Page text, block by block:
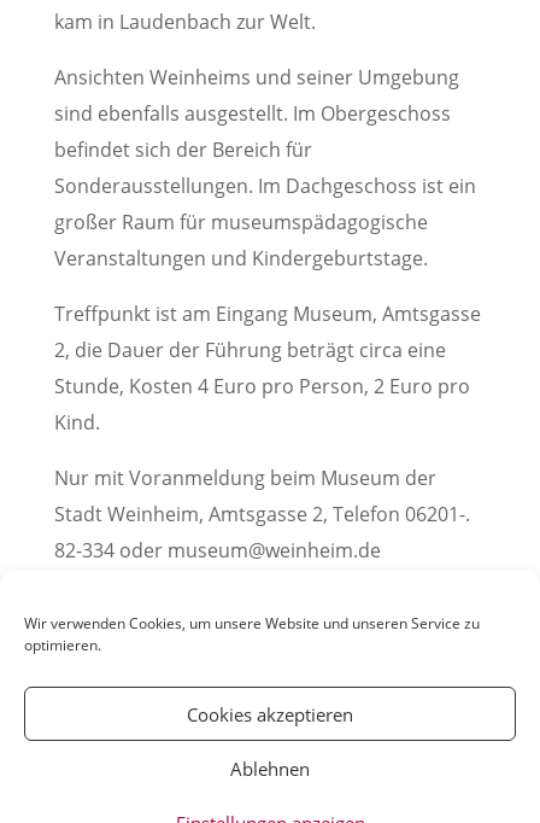
Wir verwenden Cookies, um unsere Website und unseren Service zu
optimieren.
Cookies akzeptieren
Ablehnen
kam in Laudenbach zur Welt.
Ansichten Weinheims und seiner Umgebung
sind ebenfalls ausgestellt. Im Obergeschoss
befindet sich der Bereich für
Sonderausstellungen. Im Dachgeschoss ist ein
großer Raum für museumspädagogische
Veranstaltungen und Kindergeburtstage.
Treffpunkt ist am Eingang Museum, Amtsgasse
2, die Dauer der Führung beträgt circa eine
Stunde, Kosten 4 Euro pro Person, 2 Euro pro
Kind.
Nur mit Voranmeldung beim Museum der
Stadt Weinheim, Amtsgasse 2, Telefon 06201-.
82-334 oder museum@weinheim.de
Pressemitteilung der Stadt Weinheim